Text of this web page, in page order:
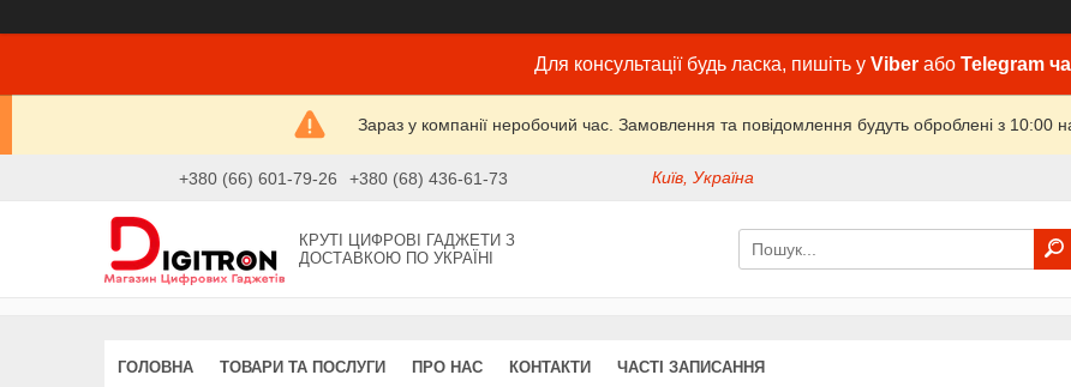
Для консультації будь ласка, пишіть у Viberабо Telegram
Зараз у компанії неробочий час. Замовлення та повідомлення будуть оброблені з 10:00
+380 (66) 601-79-26 +380 (68) 436-61-73 Київ, Україна
КРУТІ ЦИФРОВІ ГАДЖЕТИ З
ДОСТАВКОЮ ПО УКРАЇНІ
ГОЛОВНА ТОВАРИ ТА ПОСЛУГИ ПРО НАС КОНТАКТИ ЧАСТІ ЗАПИСАННЯ